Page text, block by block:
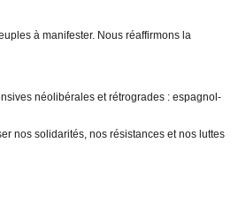
à manifester. Nous réaffirmons la
néolibérales et rétrogrades : espagnol-
nos solidarités, nos résistances et nos luttes